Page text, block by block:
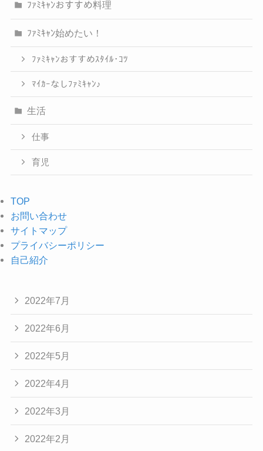
ﾌｧﾐｷｬﾝおすすめ料理
ﾌｧﾐｷｬﾝ始めたい！
ﾌｧﾐｷｬﾝおすすめｽﾀｲﾙ･ｺﾂ
ﾏｲｶｰなしﾌｧﾐｷｬﾝ♪
生活
仕事
育児
TOP
お問い合わせ
サイトマップ
プライバシーポリシー
自己紹介
2022年7月
2022年6月
2022年5月
2022年4月
2022年3月
2022年2月